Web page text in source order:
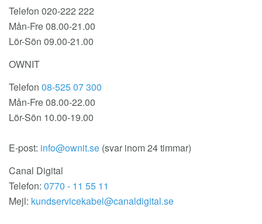
Telefon 020-222 222
Mån-Fre 08.00-21.00
Lör-Sön 09.00-21.00
OWNIT
Telefon 08-525 07 300
Mån-Fre 08.00-22.00
Lör-Sön 10.00-19.00
E-post:
(svar inom 24 timmar)
Canal Digital
Telefon: 0770 - 11 55 11
Mejl: